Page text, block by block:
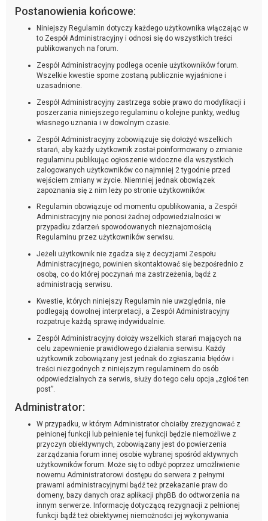
Postanowienia końcowe:
Niniejszy Regulamin dotyczy każdego użytkownika włączając w
to Zespół Administracyjny i odnosi się do wszystkich treści
publikowanych na forum.
Zespół Administracyjny podlega ocenie użytkowników forum.
Wszelkie kwestie sporne zostaną publicznie wyjaśnione i
uzasadnione.
Zespół Administracyjny zastrzega sobie prawo do modyfikacji i
poszerzania niniejszego regulaminu o kolejne punkty, według
własnego uznania i w dowolnym czasie.
Zespół Administracyjny zobowiązuje się dołożyć wszelkich
starań, aby każdy użytkownik został poinformowany o zmianie
regulaminu publikując ogłoszenie widoczne dla wszystkich
zalogowanych użytkowników co najmniej 2 tygodnie przed
wejściem zmiany w życie. Niemniej jednak obowiązek
zapoznania się z nim leży po stronie użytkowników.
Regulamin obowiązuje od momentu opublikowania, a Zespół
Administracyjny nie ponosi żadnej odpowiedzialności w
przypadku zdarzeń spowodowanych nieznajomością
Regulaminu przez użytkowników serwisu.
Jeżeli użytkownik nie zgadza się z decyzjami Zespołu
Administracyjnego, powinien skontaktować się bezpośrednio z
osobą, co do której poczynań ma zastrzeżenia, bądź z
administracją serwisu.
Kwestie, których niniejszy Regulamin nie uwzględnia, nie
podlegają dowolnej interpretacji, a Zespół Administracyjny
rozpatruje każdą sprawę indywidualnie.
Zespół Administracyjny dołoży wszelkich starań mających na
celu zapewnienie prawidłowego działania serwisu. Każdy
użytkownik zobowiązany jest jednak do zgłaszania błędów i
treści niezgodnych z niniejszym regulaminem do osób
odpowiedzialnych za serwis, służy do tego celu opcja „zgłoś ten
post”.
Administrator:
W przypadku, w którym Administrator chciałby zrezygnować z
pełnionej funkcji lub pełnienie tej funkcji będzie niemożliwe z
przyczyn obiektywnych, zobowiązany jest do powierzenia
zarządzania forum innej osobie wybranej spośród aktywnych
użytkowników forum. Może się to odbyć poprzez umożliwienie
nowemu Administratorowi dostępu do serwera z pełnymi
prawami administracyjnymi bądź też przekazanie praw do
domeny, bazy danych oraz aplikacji phpBB do odtworzenia na
innym serwerze. Informację dotyczącą rezygnacji z pełnionej
funkcji bądź też obiektywnej niemożności jej wykonywania